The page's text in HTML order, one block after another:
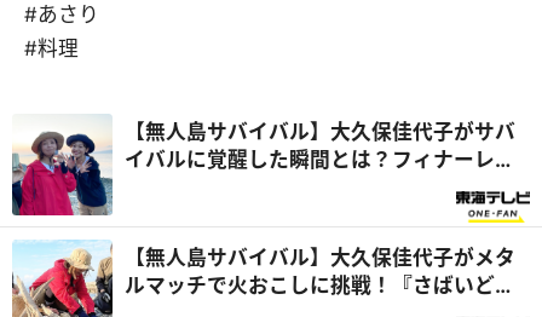
#あさり
#料理
【無人島サバイバル】大久保佳代子がサバ
イバルに覚醒した瞬間とは？フィナーレは
夕日の絶景に感動！『さばいどるかほなん
【無人島サバイバル】大久保佳代子がメタ
ルマッチで火おこしに挑戦！『さばいどる